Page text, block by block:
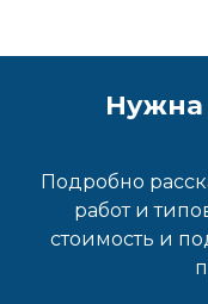
Нужна
Подробно
работ и
стоимость и